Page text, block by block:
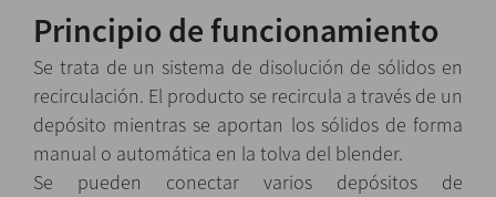
Principio de funcionamiento
Se trata de un sistema de disolución de sólidos en
recirculación. El producto se recircula a través de un
depósito mientras se aportan los sólidos de forma
manual o automática en la tolva del blender.
Se pueden conectar varios depósitos de